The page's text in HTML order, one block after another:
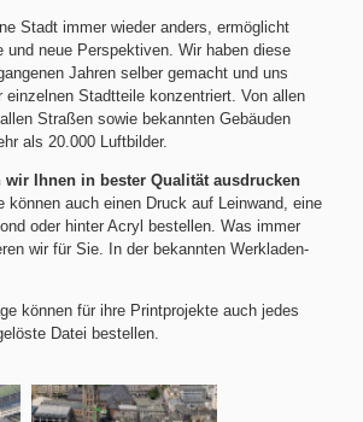
Stadt immer wieder anders, ermöglicht
und neue Perspektiven. Wir haben diese
Jahren selber gemacht und uns
einzelnen Stadtteile konzentriert. Von allen
Straßen sowie bekannten Gebäuden
als 20.000 Luftbilder.
wir Ihnen in bester Qualität ausdrucken
können auch einen Druck auf Leinwand, eine
oder hinter Acryl bestellen. Was immer
wir für Sie. In der bekannten Werkladen-
können für ihre Printprojekte auch jedes
Datei bestellen.